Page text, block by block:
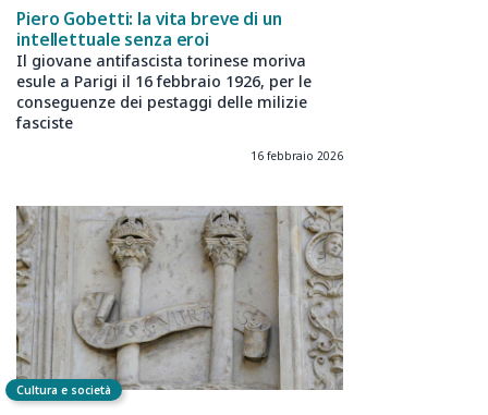
Piero Gobetti: la vita breve di un
intellettuale senza eroi
Il giovane antifascista torinese moriva
esule a Parigi il 16 febbraio 1926, per le
conseguenze dei pestaggi delle milizie
fasciste
16 febbraio 2026
Cultura e società